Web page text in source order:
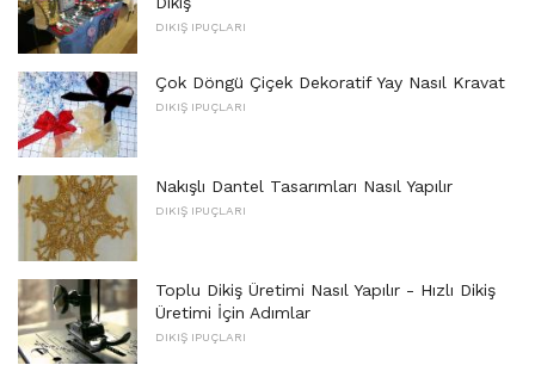
DIKIŞ IPUÇLARI
Çok Döngü Çiçek Dekoratif Yay Nasıl Kravat
DIKIŞ IPUÇLARI
Nakışlı Dantel Tasarımları Nasıl Yapılır
DIKIŞ IPUÇLARI
Toplu Dikiş Üretimi Nasıl Yapılır - Hızlı Dikiş
Üretimi İçin Adımlar
DIKIŞ IPUÇLARI